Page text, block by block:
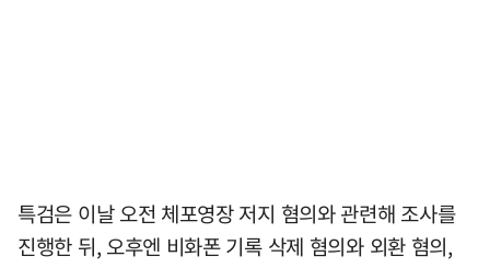
특검은 이날 오전 체포영장 저지 혐의와 관련해 조사를
진행한 뒤, 오후엔 비화폰 기록 삭제 혐의와 외환 혐의,